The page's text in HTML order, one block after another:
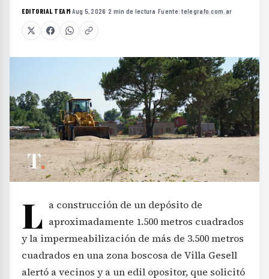
EDITORIAL TEAM·Aug 5, 2026 ·2 min de lectura ·Fuente:telegrafo.com.ar
L a construcción de un depósito de
aproximadamente 1.500 metros cuadrados
y la impermeabilización de más de 3.500 metros
cuadrados en una zona boscosa de Villa Gesell
alertó a vecinos y a un edil opositor, que solicitó